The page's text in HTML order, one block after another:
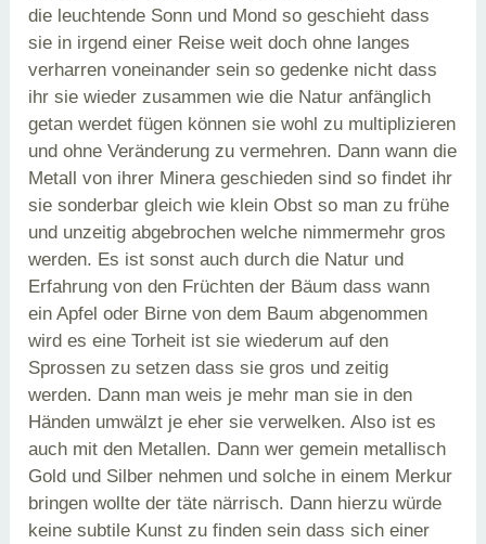
die leuchtende Sonn und Mond so geschieht dass
sie in irgend einer Reise weit doch ohne langes
verharren voneinander sein so gedenke nicht dass
ihr sie wieder zusammen wie die Natur anfänglich
getan werdet fügen können sie wohl zu multiplizieren
und ohne Veränderung zu vermehren. Dann wann die
Metall von ihrer Minera geschieden sind so findet ihr
sie sonderbar gleich wie klein Obst so man zu frühe
und unzeitig abgebrochen welche nimmermehr gros
werden. Es ist sonst auch durch die Natur und
Erfahrung von den Früchten der Bäum dass wann
ein Apfel oder Birne von dem Baum abgenommen
wird es eine Torheit ist sie wiederum auf den
Sprossen zu setzen dass sie gros und zeitig
werden. Dann man weis je mehr man sie in den
Händen umwälzt je eher sie verwelken. Also ist es
auch mit den Metallen. Dann wer gemein metallisch
Gold und Silber nehmen und solche in einem Merkur
bringen wollte der täte närrisch. Dann hierzu würde
keine subtile Kunst zu finden sein dass sich einer